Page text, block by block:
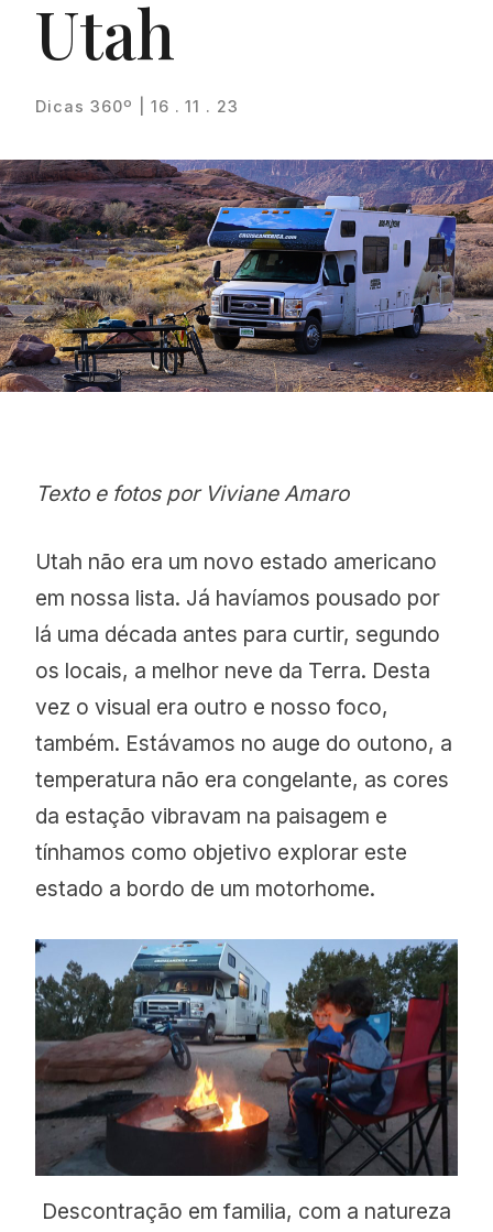
Utah
Dicas 360º | 16 . 11 . 23
Texto e fotos por Viviane Amaro
Utah não era um novo estado americano
em nossa lista. Já havíamos pousado por
lá uma década antes para curtir, segundo
os locais, a melhor neve da Terra. Desta
vez o visual era outro e nosso foco,
também. Estávamos no auge do outono, a
temperatura não era congelante, as cores
da estação vibravam na paisagem e
tínhamos como objetivo explorar este
estado a bordo de um motorhome.
Descontração em familia, com a natureza